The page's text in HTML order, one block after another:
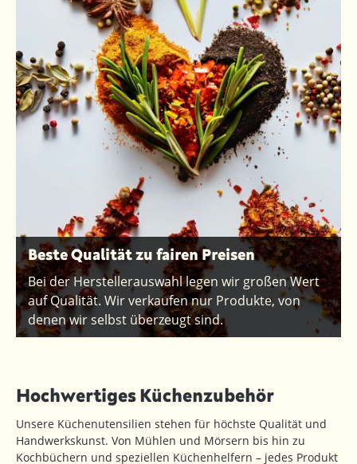
Beste Qualität zu fairen Preisen
Bei der Herstellerauswahl legen wir großen Wert
auf Qualität. Wir verkaufen nur Produkte, von
denen wir selbst überzeugt sind.
Hochwertiges Küchenzubehör
Unsere Küchenutensilien stehen für höchste Qualität und
Handwerkskunst. Von Mühlen und Mörsern bis hin zu
Kochbüchern und speziellen Küchenhelfern – jedes Produkt